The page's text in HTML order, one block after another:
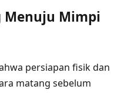
Menuju Mimpi
persiapan fisik dan
matang sebelum